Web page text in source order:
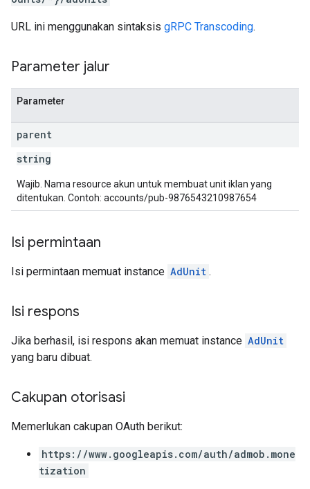
URL ini menggunakan sintaksis gRPC Transcoding.
Parameter jalur
Parameter
parent
string
Wajib. Nama resource akun untuk membuat unit iklan yang
ditentukan. Contoh: accounts/pub-9876543210987654
Isi permintaan
Isi permintaan memuat instance AdUnit .
Isi respons
Jika berhasil, isi respons akan memuat instance AdUnit
yang baru dibuat.
Cakupan otorisasi
Memerlukan cakupan OAuth berikut:
https://www.googleapis.com/auth/admob.mone
tization